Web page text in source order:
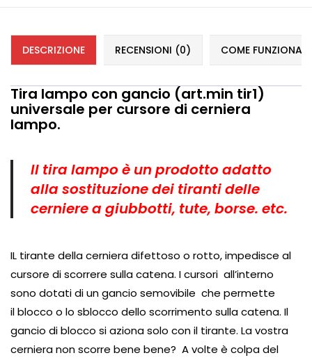
DESCRIZIONE RECENSIONI (0) COME
Tira lampo con gancio (art.min tir1)
universale per cursore di cerniera
lampo.
Il tira lampo è un prodotto adatto
alla sostituzione dei tiranti delle
cerniere a giubbotti, tute, borse. etc.
IL tirante della cerniera difettoso o rotto, impedisce al
cursore di scorrere sulla catena. I cursori all’interno
sono dotati di un gancio semovibile che permette
il blocco o lo sblocco dello scorrimento sulla catena. Il
gancio di blocco si aziona solo con il tirante. La vostra
cerniera non scorre bene bene? A volte è colpa del